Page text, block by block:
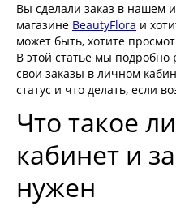
Вы сделали заказ в нашем
магазине BeautyFlora и
может быть, хотите
В этой статье мы подробно
свои заказы в личном
статус и что делать, если
Что такое
кабинет и
нужен